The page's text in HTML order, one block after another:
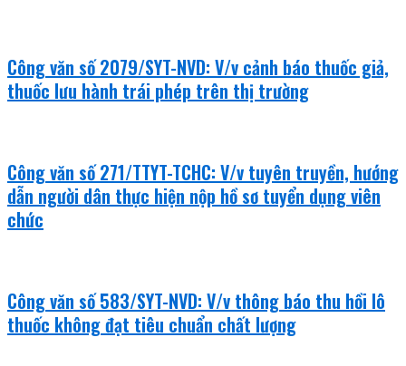
Công văn số 2079/SYT-NVD: V/v cảnh báo thuốc giả,
thuốc lưu hành trái phép trên thị trường
Công văn số 271/TTYT-TCHC: V/v tuyên truyền, hướng
dẫn người dân thực hiện nộp hồ sơ tuyển dụng viên
chức
Công văn số 583/SYT-NVD: V/v thông báo thu hồi lô
thuốc không đạt tiêu chuẩn chất lượng